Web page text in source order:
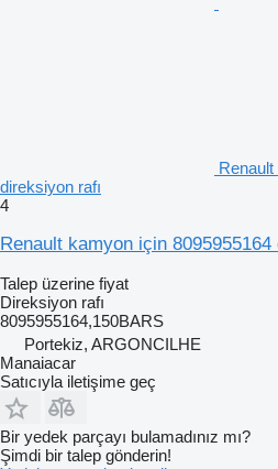
direksiyon rafı
4
Renault kamyon için 8095955164
Talep üzerine fiyat
Direksiyon rafı
8095955164,150BARS
Portekiz, ARGONCILHE
Manaiacar
Satıcıyla iletişime geç
Bir yedek parçayı bulamadınız mı?
Şimdi bir talep gönderin!